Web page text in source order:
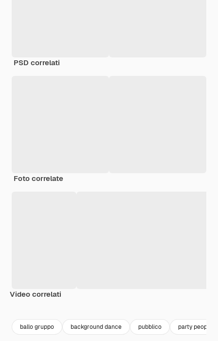
PSD correlati
Foto correlate
Video correlati
ballo gruppo background dance pubblico party people